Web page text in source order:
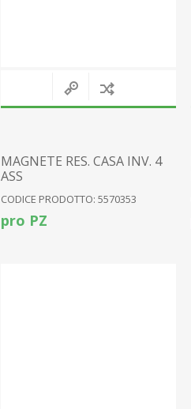
MAGNETE RES. CASA INV. 4
ASS
CODICE PRODOTTO: 5570353
pro PZ